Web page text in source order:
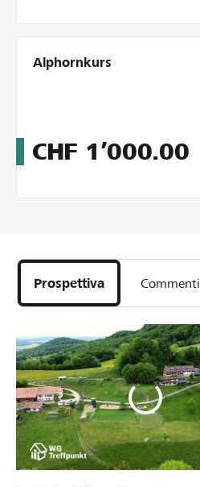
Alphornkurs
CHF 1’000.00
Prospettiva Commenti